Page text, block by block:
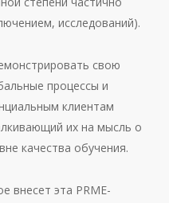
исследований).
свою
процессы и
клиентам
их на мысль о
качества обучения.
внесет эта PRME-